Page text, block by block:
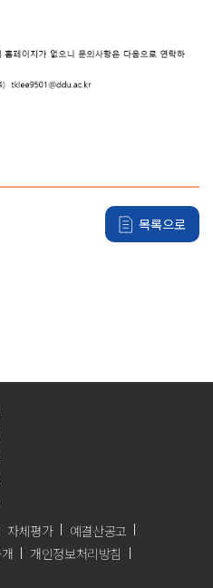
탁과정
우수기관인증
목록으로
자체평가
예결산공고
개인정보처리방침